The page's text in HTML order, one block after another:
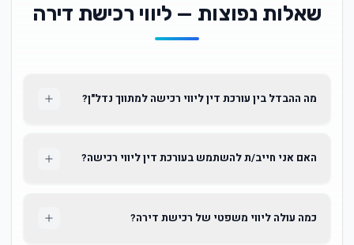
שאלות נפוצות — ליווי רכישת דירה
מה ההבדל בין עורכת דין ליווי רכישה למתווך נדל"ן?
האם אני חייב/ת להשתמש בעורכת דין ליווי רכישה?
כמה עולה ליווי משפטי של רכישת דירה?